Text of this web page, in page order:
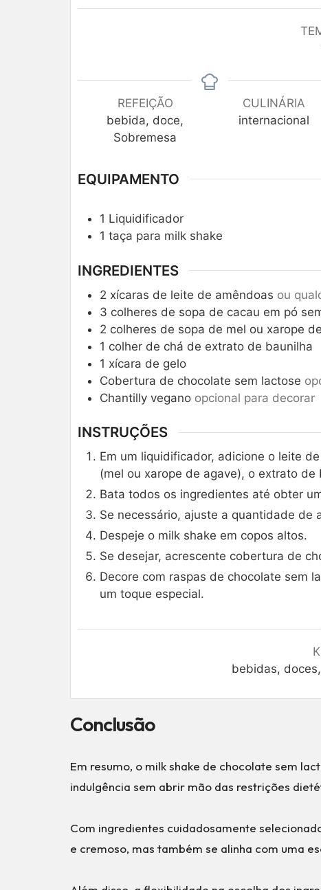
REFEIÇÃO
bebida, doce,
Sobremesa
CULINÁRIA
internacional
EQUIPAMENTO
1 Liquidificador
1 taça para milk shake
INGREDIENTES
2 xícaras de leite de amêndoas ou
3 colheres de sopa de cacau em pó
2 colheres de sopa de mel ou xarope
1 colher de chá de extrato de baunilha
1 xícara de gelo
Cobertura de chocolate sem lactose
Chantilly vegano opcional para decorar
INSTRUÇÕES
Em um liquidificador, adicione o leite
(mel ou xarope de agave), o extrato de
Bata todos os ingredientes até obter
Se necessário, ajuste a quantidade de
Despeje o milk shake em copos altos.
Se desejar, acrescente cobertura de
Decore com raspas de chocolate sem
um toque especial.
bebidas,
Conclusão
Em resumo, o milk shake de chocolate sem
indulgência sem abrir mão das restrições
Com ingredientes cuidadosamente
e cremoso, mas também se alinha com uma